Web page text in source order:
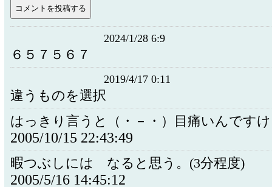
2024/1/28 6:9
６５７５６７
2019/4/17 0:11
違うものを選択
はっきり言うと（・－・）目痛いんです
2005/10/15 22:43:49
暇つぶしには なると思う。(3分程度)
2005/5/16 14:45:12